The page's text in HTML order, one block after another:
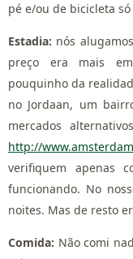
pé e/ou de bicicleta
Estadia: nós
preço era mais
pouquinho da
no Jordaan, um
mercados
http://
verifiquem apenas
funcionando. No
noites. Mas de resto
Comida: Não comi